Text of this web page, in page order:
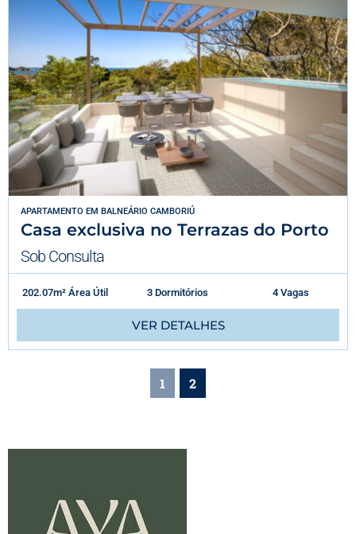
APARTAMENTO EM BALNEÁRIO CAMBORIÚ
Casa exclusiva no Terrazas do Porto
Sob Consulta
202.07m² Área Útil 3 Dormitórios 4 Vagas
VER DETALHES
1 2